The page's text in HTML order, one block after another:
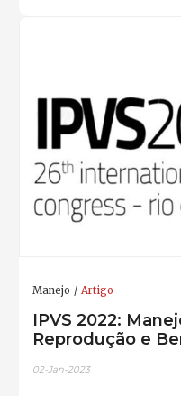
Manejo Artigo
IPVS 2022:
Reprodução e
02-Jan-2023